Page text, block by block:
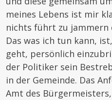
meines Lebens ist mir
nichts führt zu jammern
Das was ich tun kann,
geht, persönlich
der Politiker sein
in der Gemeinde. Das
Amt des